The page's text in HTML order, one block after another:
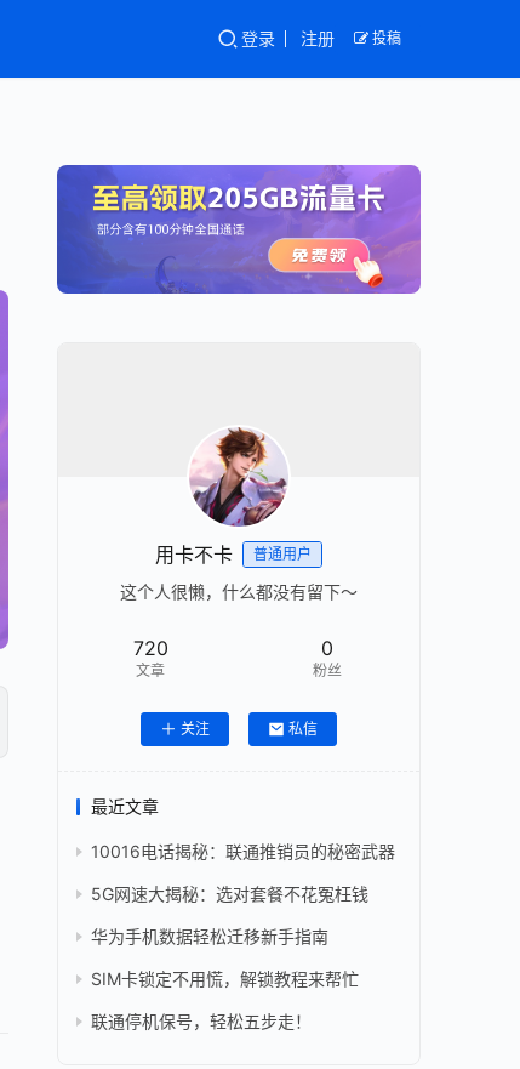
登录 注册 投稿
用卡不卡 普通用户
这个人很懒，什么都没有留下～
720
文章
0
粉丝
关注 私信
最近文章
10016电话揭秘：联通推销员的秘密武器
5G网速大揭秘：选对套餐不花冤枉钱
华为手机数据轻松迁移新手指南
SIM卡锁定不用慌，解锁教程来帮忙
联通停机保号，轻松五步走！